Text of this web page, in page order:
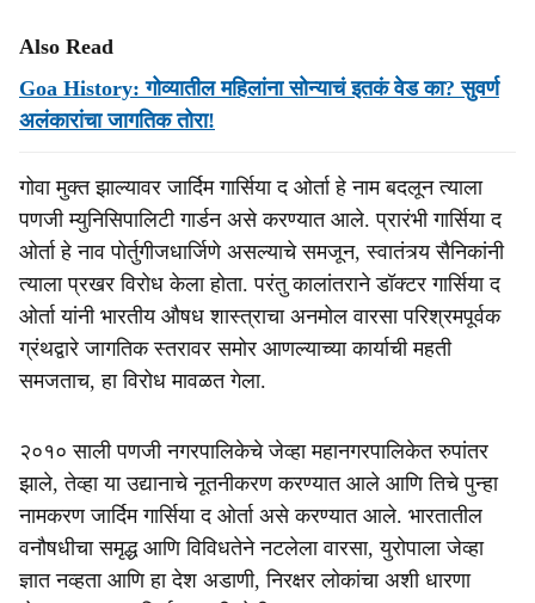
Also Read
Goa History: गोव्यातील महिलांना सोन्याचं इतकं वेड का? सुवर्ण
अलंकारांचा जागतिक तोरा!
गोवा मुक्त झाल्यावर जार्दिम गार्सिया द ओर्ता हे नाम बदलून त्याला
पणजी म्युनिसिपालिटी गार्डन असे करण्यात आले. प्रारंभी गार्सिया द
ओर्ता हे नाव पोर्तुगीजधार्जिणे असल्याचे समजून, स्वातंत्र्य सैनिकांनी
त्याला प्रखर विरोध केला होता. परंतु कालांतराने डॉक्टर गार्सिया द
ओर्ता यांनी भारतीय औषध शास्त्राचा अनमोल वारसा परिश्रमपूर्वक
ग्रंथद्वारे जागतिक स्तरावर समोर आणल्याच्या कार्याची महती
समजताच, हा विरोध मावळत गेला.
२०१० साली पणजी नगरपालिकेचे जेव्हा महानगरपालिकेत रुपांतर
झाले, तेव्हा या उद्यानाचे नूतनीकरण करण्यात आले आणि तिचे पुन्हा
नामकरण जार्दिम गार्सिया द ओर्ता असे करण्यात आले. भारतातील
वनौषधीचा समृद्ध आणि विविधतेने नटलेला वारसा, युरोपाला जेव्हा
ज्ञात नव्हता आणि हा देश अडाणी, निरक्षर लोकांचा अशी धारणा